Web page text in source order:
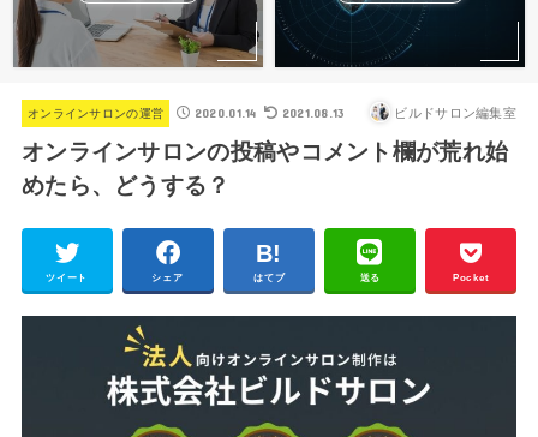
オンラインサロンの運営 2020.01.14 2021.08.13 ビルドサロン編集室
オンラインサロンの投稿やコメント欄が荒れ始
めたら、どうする？
ツイート シェア はてブ 送る Pocket